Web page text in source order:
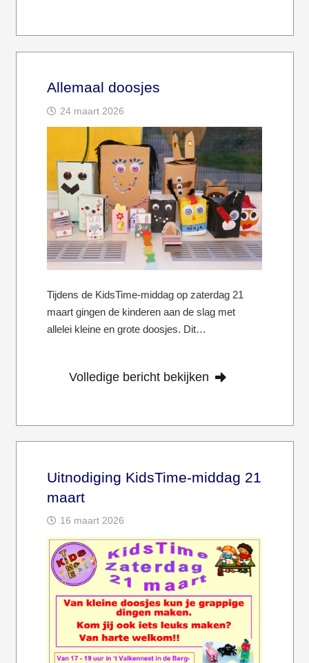
Allemaal doosjes
24 maart 2026
Tijdens de KidsTime-middag op zaterdag 21
maart gingen de kinderen aan de slag met
allelei kleine en grote doosjes. Dit…
Volledige bericht bekijken
Uitnodiging KidsTime-middag 21
maart
16 maart 2026